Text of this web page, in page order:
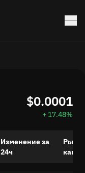
$0.0001
+ 17.48%
Изменение за
24ч